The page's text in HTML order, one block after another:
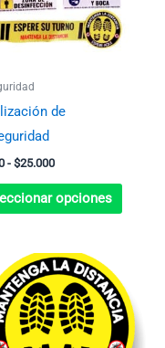
de
- $25.000
opciones
Las